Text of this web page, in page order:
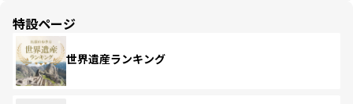
特設ページ
世界遺産ランキング